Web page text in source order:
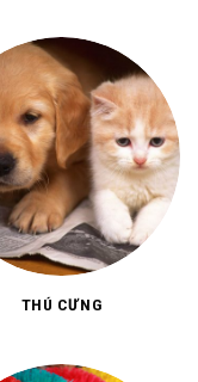
THÚ CƯNG